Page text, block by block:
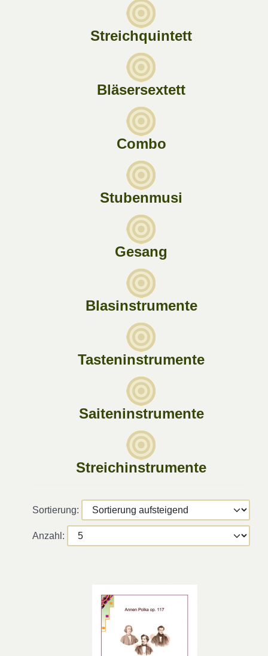
Streichquintett
Bläsersextett
Combo
Stubenmusi
Gesang
Blasinstrumente
Tasteninstrumente
Saiteninstrumente
Streichinstrumente
Sortierung:
Anzahl: